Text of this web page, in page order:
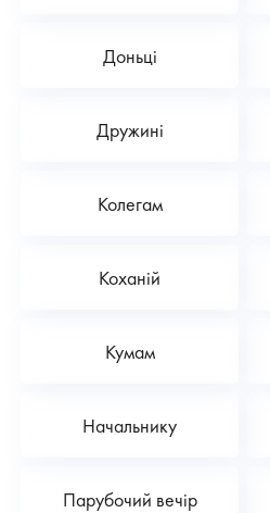
Доньці
Дружині
Колегам
Коханій
Кумам
Начальнику
Парубочий вечір